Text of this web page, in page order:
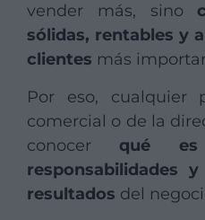
vender más, sino
sólidas, rentables y
clientes más
Por eso, cualquier
comercial o de la
conocer qué
responsabilidades
resultados del